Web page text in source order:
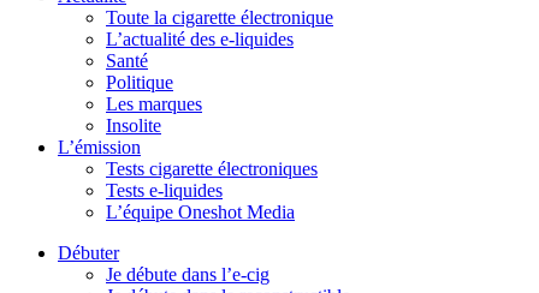
Toute la cigarette électronique
L’actualité des e-liquides
Santé
Politique
Les marques
Insolite
L’émission
Tests cigarette électroniques
Tests e-liquides
L’équipe Oneshot Media
Débuter
Je débute dans l’e-cig